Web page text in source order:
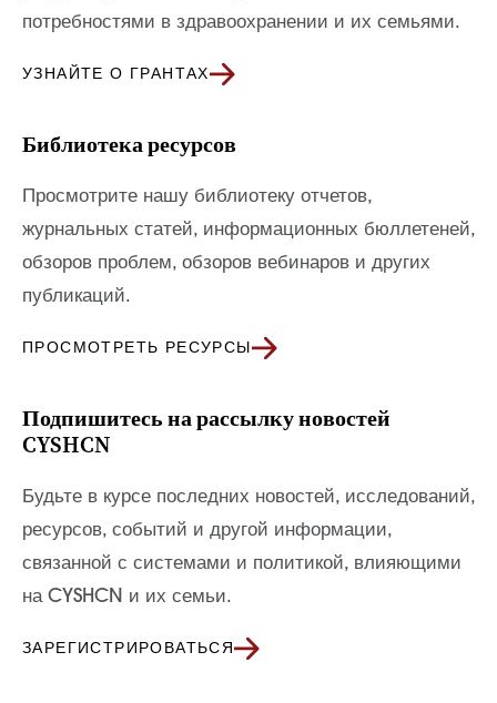
потребностями в здравоохранении и их семьями.
УЗНАЙТЕ О ГРАНТАХ
Библиотека ресурсов
Просмотрите нашу библиотеку отчетов,
журнальных статей, информационных бюллетеней,
обзоров проблем, обзоров вебинаров и других
публикаций.
ПРОСМОТРЕТЬ РЕСУРСЫ
Подпишитесь на рассылку новостей
CYSHCN
Будьте в курсе последних новостей, исследований,
ресурсов, событий и другой информации,
связанной с системами и политикой, влияющими
на CYSHCN и их семьи.
ЗАРЕГИСТРИРОВАТЬСЯ